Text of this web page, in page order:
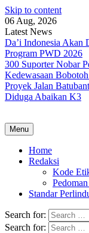
Skip to content
06 Aug, 2026
Latest News
Da’i Indonesia
Program PWD 2026
300 Suporter Nobar
Kedewasaan
Proyek Jalan
Diduga Abaikan K3
Menu
Home
Redaksi
Kode
Standar
Search for:
Search for: